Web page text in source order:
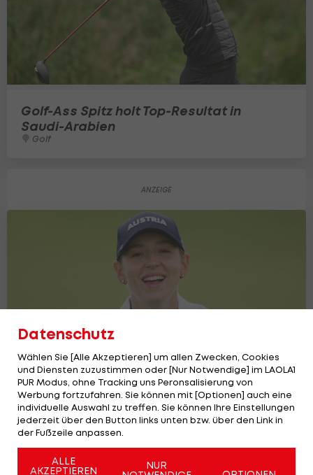
Golf-Ass Spitz holt Top-Resultat in
Saudi-Arabien
Golf
Spitz fiel bei British Open zurück,
schaffte aber Cut
Golf
Datenschutz
Wählen Sie [Alle Akzeptieren] um allen Zwecken, Cookies
und Diensten zuzustimmen oder [Nur Notwendige] im LAOLA1
PUR Modus, ohne Tracking uns Peronsalisierung von
Werbung fortzufahren. Sie können mit [Optionen] auch eine
individuelle Auswahl zu treffen. Sie können Ihre Einstellungen
jederzeit über den Button links unten bzw. über den Link in
der Fußzeile anpassen.
ALLE
AKZEPTIEREN
NUR